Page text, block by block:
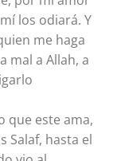
los odiará. Y
me haga
mal a Allah, a
que este ama,
Salaf, hasta el